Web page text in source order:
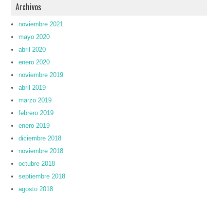
Archivos
noviembre 2021
mayo 2020
abril 2020
enero 2020
noviembre 2019
abril 2019
marzo 2019
febrero 2019
enero 2019
diciembre 2018
noviembre 2018
octubre 2018
septiembre 2018
agosto 2018